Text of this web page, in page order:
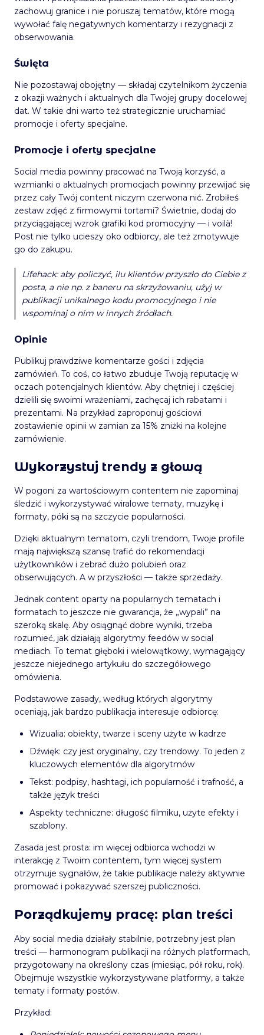
zachowuj granice i nie poruszaj tematów, które mogą
wywołać falę negatywnych komentarzy i rezygnacji z
obserwowania.
Święta
Nie pozostawaj obojętny — składaj czytelnikom życzenia
z okazji ważnych i aktualnych dla Twojej grupy docelowej
dat. W takie dni warto też strategicznie uruchamiać
promocje i oferty specjalne.
Promocje i oferty specjalne
Social media powinny pracować na Twoją korzyść, a
wzmianki o aktualnych promocjach powinny przewijać się
przez cały Twój content niczym czerwona nić. Zrobiłeś
zestaw zdjęć z firmowymi tortami? Świetnie, dodaj do
przyciągającej wzrok grafiki kod promocyjny — i voilà!
Post nie tylko ucieszy oko odbiorcy, ale też zmotywuje
go do zakupu.
Lifehack: aby policzyć, ilu klientów przyszło do Ciebie z
posta, a nie np. z baneru na skrzyżowaniu, użyj w
publikacji unikalnego kodu promocyjnego i nie
wspominaj o nim w innych źródłach.
Opinie
Publikuj prawdziwe komentarze gości i zdjęcia
zamówień. To coś, co łatwo zbuduje Twoją reputację w
oczach potencjalnych klientów. Aby chętniej i częściej
dzielili się swoimi wrażeniami, zachęcaj ich rabatami i
prezentami. Na przykład zaproponuj gościowi
zostawienie opinii w zamian za 15% zniżki na kolejne
zamówienie.
Wykorzystuj trendy z głową
W pogoni za wartościowym contentem nie zapominaj
śledzić i wykorzystywać wiralowe tematy, muzykę i
formaty, póki są na szczycie popularności.
Dzięki aktualnym tematom, czyli trendom, Twoje profile
mają największą szansę trafić do rekomendacji
użytkowników i zebrać dużo polubień oraz
obserwujących. A w przyszłości — także sprzedaży.
Jednak content oparty na popularnych tematach i
formatach to jeszcze nie gwarancja, że „wypali” na
szeroką skalę. Aby osiągnąć dobre wyniki, trzeba
rozumieć, jak działają algorytmy feedów w social
mediach. To temat głęboki i wielowątkowy, wymagający
jeszcze niejednego artykułu do szczegółowego
omówienia.
Podstawowe zasady, według których algorytmy
oceniają, jak bardzo publikacja interesuje odbiorcę:
Wizualia: obiekty, twarze i sceny użyte w kadrze
Dźwięk: czy jest oryginalny, czy trendowy. To jeden z
kluczowych elementów dla algorytmów
Tekst: podpisy, hashtagi, ich popularność i trafność, a
także język treści
Aspekty techniczne: długość filmiku, użyte efekty i
szablony.
Zasada jest prosta: im więcej odbiorca wchodzi w
interakcję z Twoim contentem, tym więcej system
otrzymuje sygnałów, że takie publikacje należy aktywnie
promować i pokazywać szerszej publiczności.
Porządkujemy pracę: plan treści
Aby social media działały stabilnie, potrzebny jest plan
treści — harmonogram publikacji na różnych platformach,
przygotowany na określony czas (miesiąc, pół roku, rok).
Obejmuje wszystkie wykorzystywane platformy, a także
tematy i formaty postów.
Przykład: